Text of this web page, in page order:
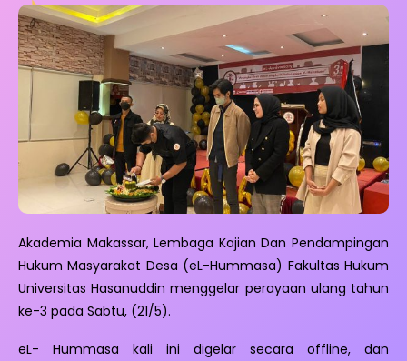
Akademia Makassar, Lembaga Kajian Dan Pendampingan
Hukum Masyarakat Desa (eL-Hummasa) Fakultas Hukum
Universitas Hasanuddin menggelar perayaan ulang tahun
ke-3 pada Sabtu, (21/5).
eL- Hummasa kali ini digelar secara offline, dan